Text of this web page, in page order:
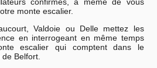
monte escalier.
Valdoie ou Delle mettez les
en interrogeant en même temps
escalier qui comptent dans le
Belfort.